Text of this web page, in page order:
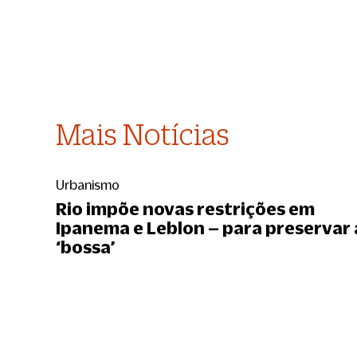
Mais Notícias
Urbanismo
Rio impõe novas restrições em
Ipanema e Leblon – para preservar
‘bossa’